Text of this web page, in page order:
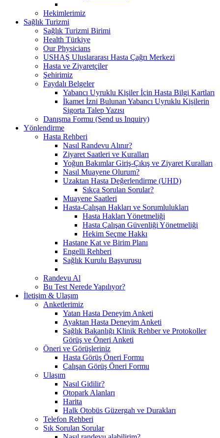
Hekimlerimiz
Sağlık Turizmi
Sağlık Turizmi Birimi
Health Türkiye
Our Physicians
USHAŞ Uluslararası Hasta Çağrı Merkezi
Hasta ve Ziyaretçiler
Şehirimiz
Faydalı Belgeler
Yabancı Uyruklu Kişiler İçin Hasta Bilgi Kartları
İkamet İzni Bulunan Yabancı Uyruklu Kişilerin
Sigorta Talep Yazısı
Danışma Formu (Send us Inquiry)
Yönlendirme
Hasta Rehberi
Nasıl Randevu Alınır?
Ziyaret Saatleri ve Kuralları
Yoğun Bakımlar Giriş-Çıkış ve Ziyaret Kuralları
Nasıl Muayene Olurum?
Uzaktan Hasta Değerlendirme (UHD)
Sıkça Sorulan Sorular?
Muayene Saatleri
Hasta-Çalışan Hakları ve Sorumlulukları
Hasta Hakları Yönetmeliği
Hasta Çalışan Güvenliği Yönetmeliği
Hekim Seçme Hakkı
Hastane Kat ve Birim Planı
Engelli Rehberi
Sağlık Kurulu Başvurusu
Randevu Al
Bu Test Nerede Yapılıyor?
İletişim & Ulaşım
Anketlerimiz
Yatan Hasta Deneyim Anketi
Ayaktan Hasta Deneyim Anketi
Sağlık Bakanlığı Klinik Rehber ve Protokoller
Görüş ve Öneri Anketi
Öneri ve Görüşleriniz
Hasta Görüş Öneri Formu
Çalışan Görüş Öneri Formu
Ulaşım
Nasıl Gidilir?
Otopark Alanları
Harita
Halk Otobüs Güzergah ve Durakları
Telefon Rehberi
Sık Sorulan Sorular